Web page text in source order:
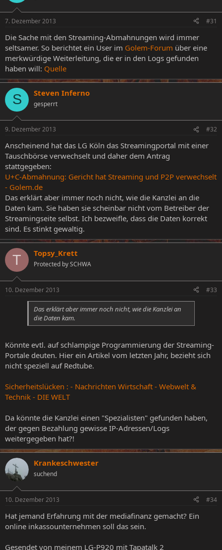
7. Dezember 2013 #31
Die Sache mit den Streaming-Abmahnungen wird immer
seltsamer. So berichtet ein User im Golem-Forum über eine
merkwürdige Weiterleitung, die er in den Logs gefunden
haben will: Quelle
S Steven Inferno
gesperrt
9. Dezember 2013 #32
Anscheinend hat das LG Köln das Streamingportal mit einer
Tauschbörse verwechselt und daher dem Antrag
stattgegeben:
U+C-Abmahnung: Gericht hat Streaming und P2P verwechselt
- Golem.de
Das erklärt aber immer noch nicht, wie die Kanzlei an die
Daten kam. Sie haben sie scheinbar nicht vom Betreiber der
Streamingseite selbst. Ich bezweifle, dass die Daten korrekt
sind. Es stinkt gewaltig.
T Topsy_Krett
Protected by SCHWA
10. Dezember 2013 #33
Das erklärt aber immer noch nicht, wie die Kanzlei an
die Daten kam.
Könnte evtl. auf schlampige Programmierung der Streaming-
Portale deuten. Hier ein Artikel vom letzten Jahr, bezieht sich
nicht speziell auf Redtube.
Sicherheitslücken : - Nachrichten Wirtschaft - Webwelt &
Technik - DIE WELT
Da könnte die Kanzlei einen "Spezialisten" gefunden haben,
der gegen Bezahlung gewisse IP-Adressen/Logs
weitergegeben hat?!
Krankeschwester
suchend
10. Dezember 2013 #34
Hat jemand Erfahrung mit der mediafinanz gemacht? Ein
online inkassounternehmen soll das sein.
Gesendet von meinem LG-P920 mit Tapatalk 2